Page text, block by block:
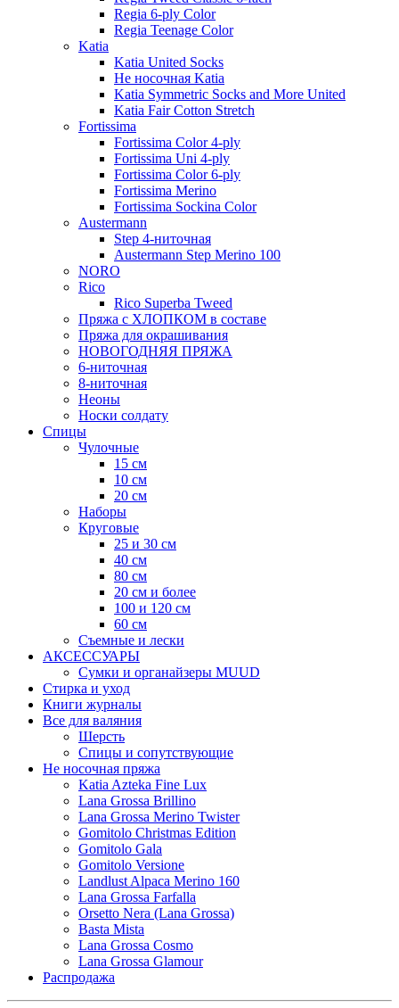
Regia 6-ply Color
Regia Teenage Color
Katia
Katia United Socks
Не носочная Katia
Katia Symmetric Socks and More United
Katia Fair Cotton Stretch
Fortissima
Fortissima Color 4-ply
Fortissima Uni 4-ply
Fortissima Color 6-ply
Fortissima Merino
Fortissima Sockina Color
Austermann
Step 4-ниточная
Austermann Step Merino 100
NORO
Rico
Rico Superba Tweed
Пряжа с ХЛОПКОМ в составе
Пряжа для окрашивания
НОВОГОДНЯЯ ПРЯЖА
6-ниточная
8-ниточная
Неоны
Носки солдату
Спицы
Чулочные
15 см
10 см
20 см
Наборы
Круговые
25 и 30 см
40 см
80 см
20 см и более
100 и 120 см
60 см
Съемные и лески
АКСЕССУАРЫ
Сумки и органайзеры MUUD
Стирка и уход
Книги журналы
Все для валяния
Шерсть
Спицы и сопутствующие
Не носочная пряжа
Katia Azteka Fine Lux
Lana Grossa Brillino
Lana Grossa Merino Twister
Gomitolo Christmas Edition
Gomitolo Gala
Gomitolo Versione
Landlust Alpaca Merino 160
Lana Grossa Farfalla
Orsetto Nera (Lana Grossa)
Basta Mista
Lana Grossa Cosmo
Lana Grossa Glamour
Распродажа